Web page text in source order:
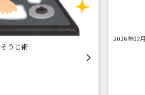
うじ術
2026年02